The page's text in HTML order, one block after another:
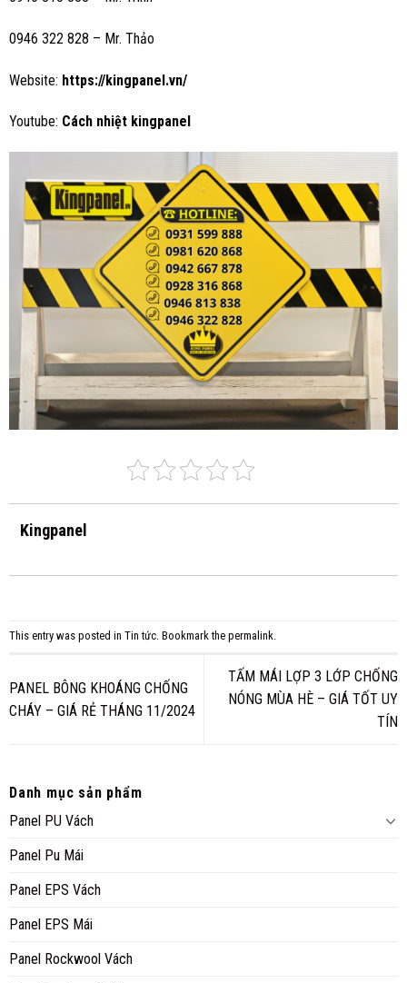
0946 322 828 – Mr. Thảo
Website: https://kingpanel.vn/
Youtube: Cách nhiệt kingpanel
Kingpanel
This entry was posted in Tin tức. Bookmark the permalink.
PANEL BÔNG KHOÁNG CHỐNG
CHÁY – GIÁ RẺ THÁNG 11/2024
TẤM MÁI LỢP 3 LỚP CHỐNG
NÓNG MÙA HÈ – GIÁ TỐT UY
TÍN
Danh mục sản phẩm
Panel PU Vách
Panel Pu Mái
Panel EPS Vách
Panel EPS Mái
Panel Rockwool Vách